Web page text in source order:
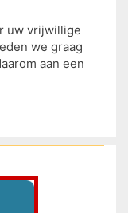
uw vrijwillige
we graag
aan een